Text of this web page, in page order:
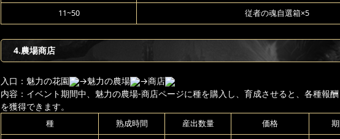
11~50 従者の魂自選箱×5
4.農場商店
入口：魅力の花園 →魅力の農場
→商店
内容：イベント期間中、魅力の農場-商店ページに種を購入し、育成させると、各種報
を獲得できます。
種 熟成時間 産出数量 価格